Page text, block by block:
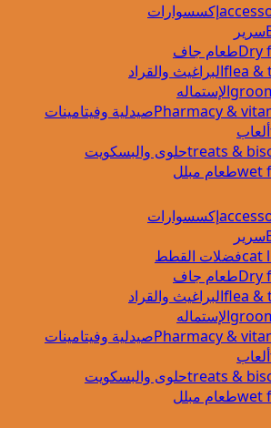
إكسسوارات
سرير
طعام جاف
البراغيث والقراد
الإستماله
صيدلية وفيتامينات
ألعاب
حلوى والبسكويت
طعام مبلل
إكسسوارات
سرير
فضلات القطط
طعام جاف
البراغيث والقراد
الإستماله
صيدلية وفيتامينات
ألعاب
حلوى والبسكويت
طعام مبلل